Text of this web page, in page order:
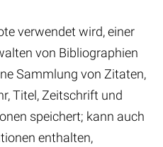
verwendet wird, einer
von Bibliographien
Sammlung von Zitaten,
Titel, Zeitschrift und
speichert; kann auch
enthalten,